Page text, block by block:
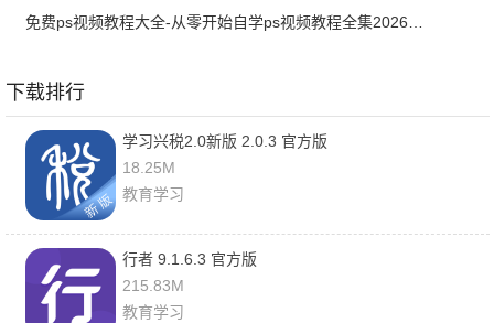
下载排行
学习兴税2.0新版 2.0.3 官方版
18.25M
教育学习
行者 9.1.6.3 官方版
215.83M
教育学习